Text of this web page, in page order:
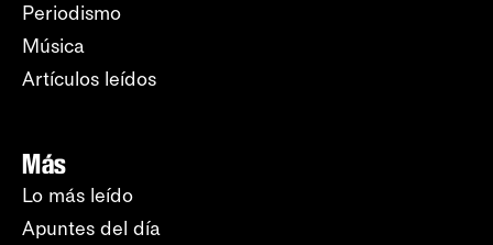
Periodismo
Música
Artículos leídos
Más
Lo más leído
Apuntes del día